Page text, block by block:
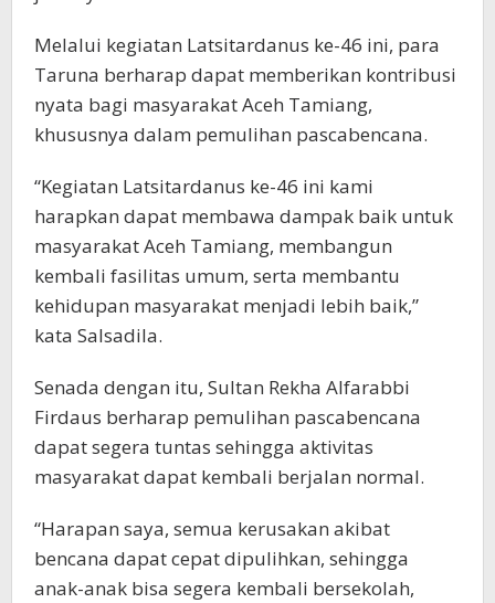
Melalui kegiatan Latsitardanus ke-46 ini, para
Taruna berharap dapat memberikan kontribusi
nyata bagi masyarakat Aceh Tamiang,
khususnya dalam pemulihan pascabencana.
“Kegiatan Latsitardanus ke-46 ini kami
harapkan dapat membawa dampak baik untuk
masyarakat Aceh Tamiang, membangun
kembali fasilitas umum, serta membantu
kehidupan masyarakat menjadi lebih baik,”
kata Salsadila.
Senada dengan itu, Sultan Rekha Alfarabbi
Firdaus berharap pemulihan pascabencana
dapat segera tuntas sehingga aktivitas
masyarakat dapat kembali berjalan normal.
“Harapan saya, semua kerusakan akibat
bencana dapat cepat dipulihkan, sehingga
anak-anak bisa segera kembali bersekolah,